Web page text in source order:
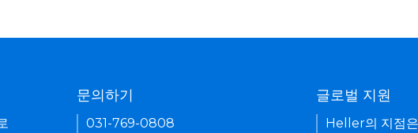
문의하기
031-769-0808
글로벌 지원
Heller의 지점